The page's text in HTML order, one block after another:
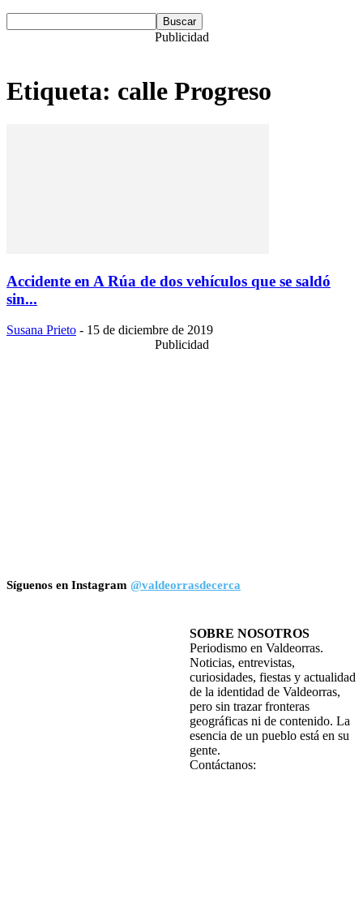
Publicidad
Etiqueta: calle Progreso
Accidente en A Rúa de dos vehículos que se saldó
sin...
Susana Prieto - 15 de diciembre de 2019
Publicidad
Síguenos en Instagram @valdeorrasdecerca
SOBRE NOSOTROS
Periodismo en Valdeorras.
Noticias, entrevistas,
curiosidades, fiestas y actualidad
de la identidad de Valdeorras,
pero sin trazar fronteras
geográficas ni de contenido. La
esencia de un pueblo está en su
gente.
Contáctanos: